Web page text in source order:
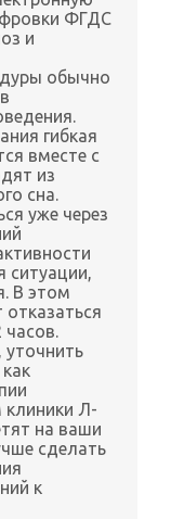
ФГДС
и
обычно
гибкая
вместе с
из
сна.
уже через
ситуации,
В этом
отказаться
часов.
клиники Л-
на ваши
сделать
к